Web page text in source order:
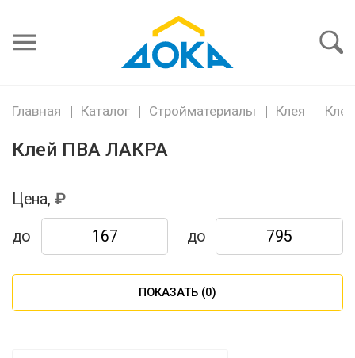
пароль
Главная Каталог Стройматериалы Клея
Клей ПВА ЛАКРА
Цена,
до до
ПОКАЗАТЬ (0)